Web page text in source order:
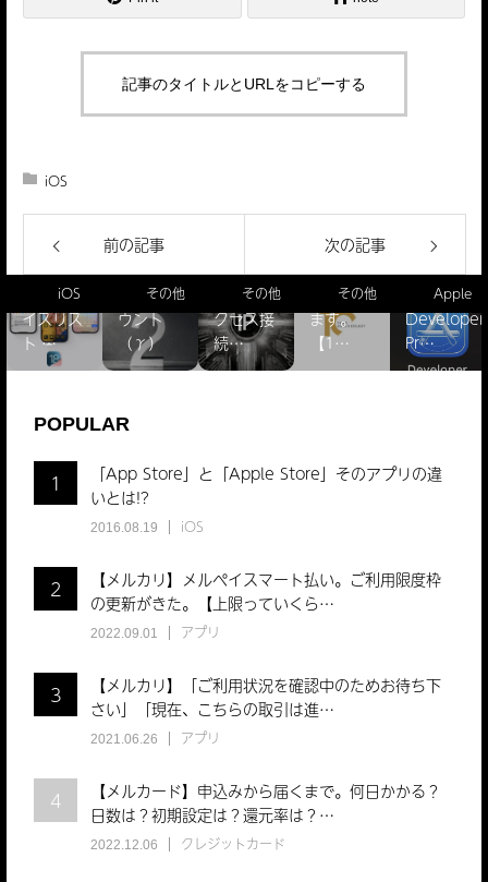
記事のタイトルとURLをコピーする
iOS
前の記事 次の記事
iOS
驚きの
iOS 18
対象デバ
イスリス
ト ̵…
その他
文字数カ
ウント
（γ）
その他
IPアドレ
（IPv4／
IPv6）ア
クセス接
続…
その他
年】本年
もよろし
くお願い
申し上げ
ます。
【1…
Apple
【更新方
法】
「Apple
Developer
Pr…
POPULAR
1
「App Store」と「Apple Store」そのアプリの違
いとは!?
2016.08.19 iOS
2
【メルカリ】メルペイスマート払い。ご利用限度枠
の更新がきた。【上限っていくら…
2022.09.01 アプリ
3
【メルカリ】「ご利用状況を確認中のためお待ち下
さい」「現在、こちらの取引は進…
2021.06.26 アプリ
4
【メルカード】申込みから届くまで。何日かかる？
日数は？初期設定は？還元率は？…
2022.12.06 クレジットカード